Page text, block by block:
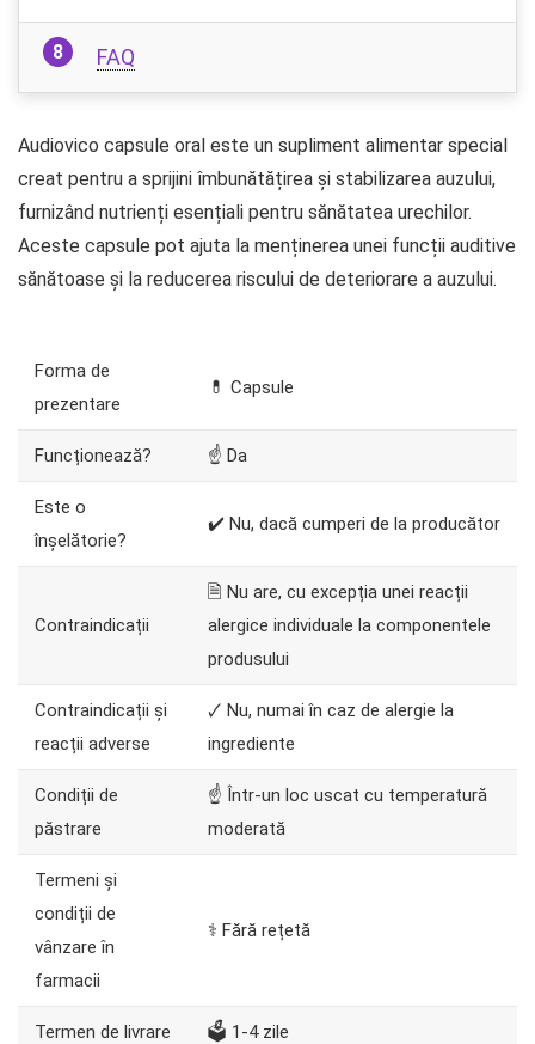
FAQ
Audiovico capsule oral este un supliment alimentar special
creat pentru a sprijini îmbunătățirea și stabilizarea auzului,
furnizând nutrienți esențiali pentru sănătatea urechilor.
Aceste capsule pot ajuta la menținerea unei funcții auditive
sănătoase și la reducerea riscului de deteriorare a auzului.
Forma de
prezentare
💊 Capsule
Funcționează? ☝ Da
Este o
înșelătorie?
✔️ Nu, dacă cumperi de la producător
Contraindicații
🗎 Nu are, cu excepția unei reacții
alergice individuale la componentele
produsului
Contraindicații și
reacții adverse
🗸 Nu, numai în caz de alergie la
ingrediente
Condiții de
păstrare
☝ Într-un loc uscat cu temperatură
moderată
Termeni și
condiții de
vânzare în
farmacii
⚕️ Fără rețetă
Termen de livrare 🗳️ 1-4 zile